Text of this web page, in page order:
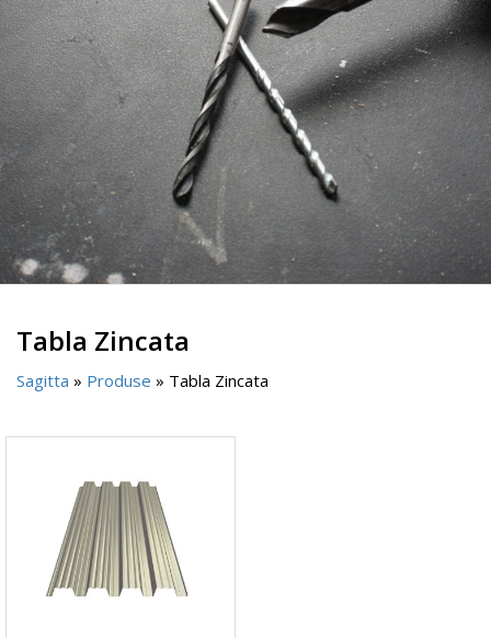
Tabla Zincata
Sagitta » Produse » Tabla Zincata